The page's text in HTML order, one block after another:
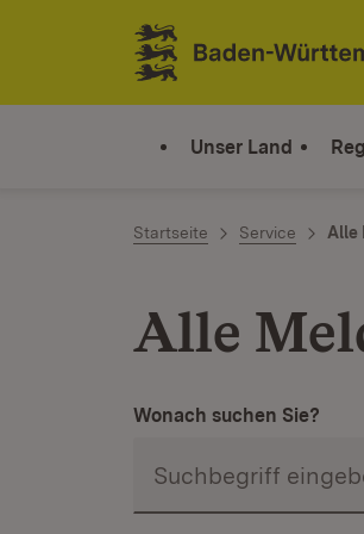
Zum Inhalt springen
Link zur Startseite
Unser Land
Startseite Service Alle
Alle
Wonach suchen Sie?